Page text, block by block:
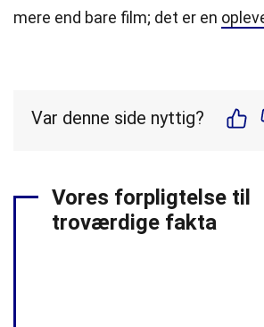
mere end bare film; det er en
Var denne side nyttig?
Vores forpligtelse til
troværdige fakta